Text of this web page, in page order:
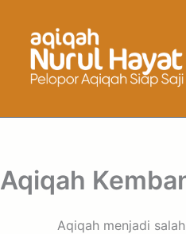
Aqiqah
Aqiqah menjadi